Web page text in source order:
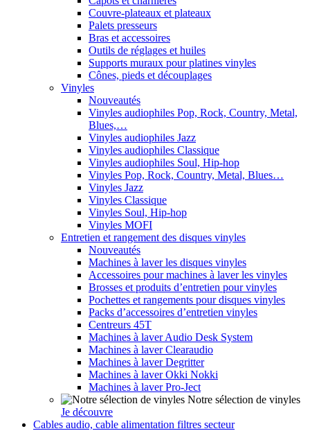
Couvre-plateaux et plateaux
Palets presseurs
Bras et accessoires
Outils de réglages et huiles
Supports muraux pour platines vinyles
Cônes, pieds et découplages
Vinyles
Nouveautés
Vinyles audiophiles Pop, Rock, Country, Metal,
Blues,…
Vinyles audiophiles Jazz
Vinyles audiophiles Classique
Vinyles audiophiles Soul, Hip-hop
Vinyles Pop, Rock, Country, Metal, Blues…
Vinyles Jazz
Vinyles Classique
Vinyles Soul, Hip-hop
Vinyles MOFI
Entretien et rangement des disques vinyles
Nouveautés
Machines à laver les disques vinyles
Accessoires pour machines à laver les vinyles
Brosses et produits d’entretien pour vinyles
Pochettes et rangements pour disques vinyles
Packs d’accessoires d’entretien vinyles
Centreurs 45T
Machines à laver Audio Desk System
Machines à laver Clearaudio
Machines à laver Degritter
Machines à laver Okki Nokki
Machines à laver Pro-Ject
Notre sélection de vinyles
Je découvre
Cables audio, cable alimentation filtres secteur